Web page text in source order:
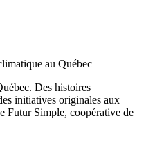
Des histoires
initiatives originales aux
Futur Simple, coopérative de